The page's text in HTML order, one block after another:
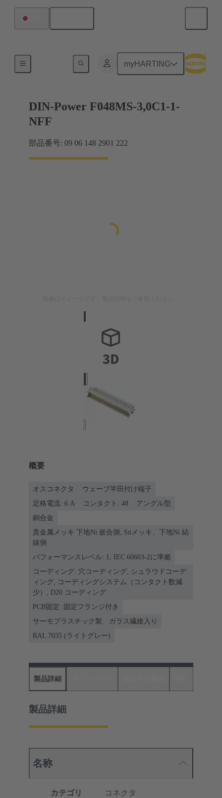
myHARTING
マザーボード ツー ドーターカード接続
DIN-Power F048MS-3,0C1-1-
NFF
部品番号: 09 06 148 2901 222
概要
オスコネクタ
ウェーブ半田付け端子
定格電流: ‌6 A
コンタクト: 48
アングル型
銅合金
貴金属メッキ 下地Ni 嵌合側, Snメッキ、下地Ni 結
線側
パフォーマンスレベル: 1, IEC 60603-2に準拠
コーディング: 穴コーディング, シュラウドコーデ
ィング, コーディングシステム（コンタクト数減
少）, D20 コーディング
PCB固定: 固定フランジ付き
サーモプラスチック製、ガラス繊維入り
RAL 7035 (ライトグレー)
製品詳細
製品詳細
名称
カテゴリ
コネクタ